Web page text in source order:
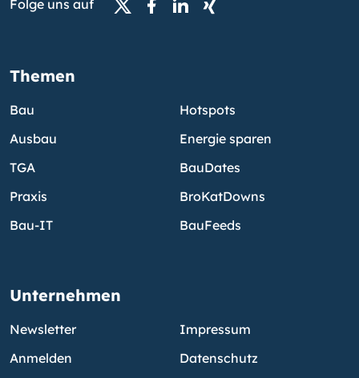
Folge uns auf
Themen
Bau
Ausbau
TGA
Praxis
Bau-IT
Hotspots
Energie sparen
BauDates
BroKatDowns
BauFeeds
Unternehmen
Newsletter
Anmelden
Impressum
Datenschutz